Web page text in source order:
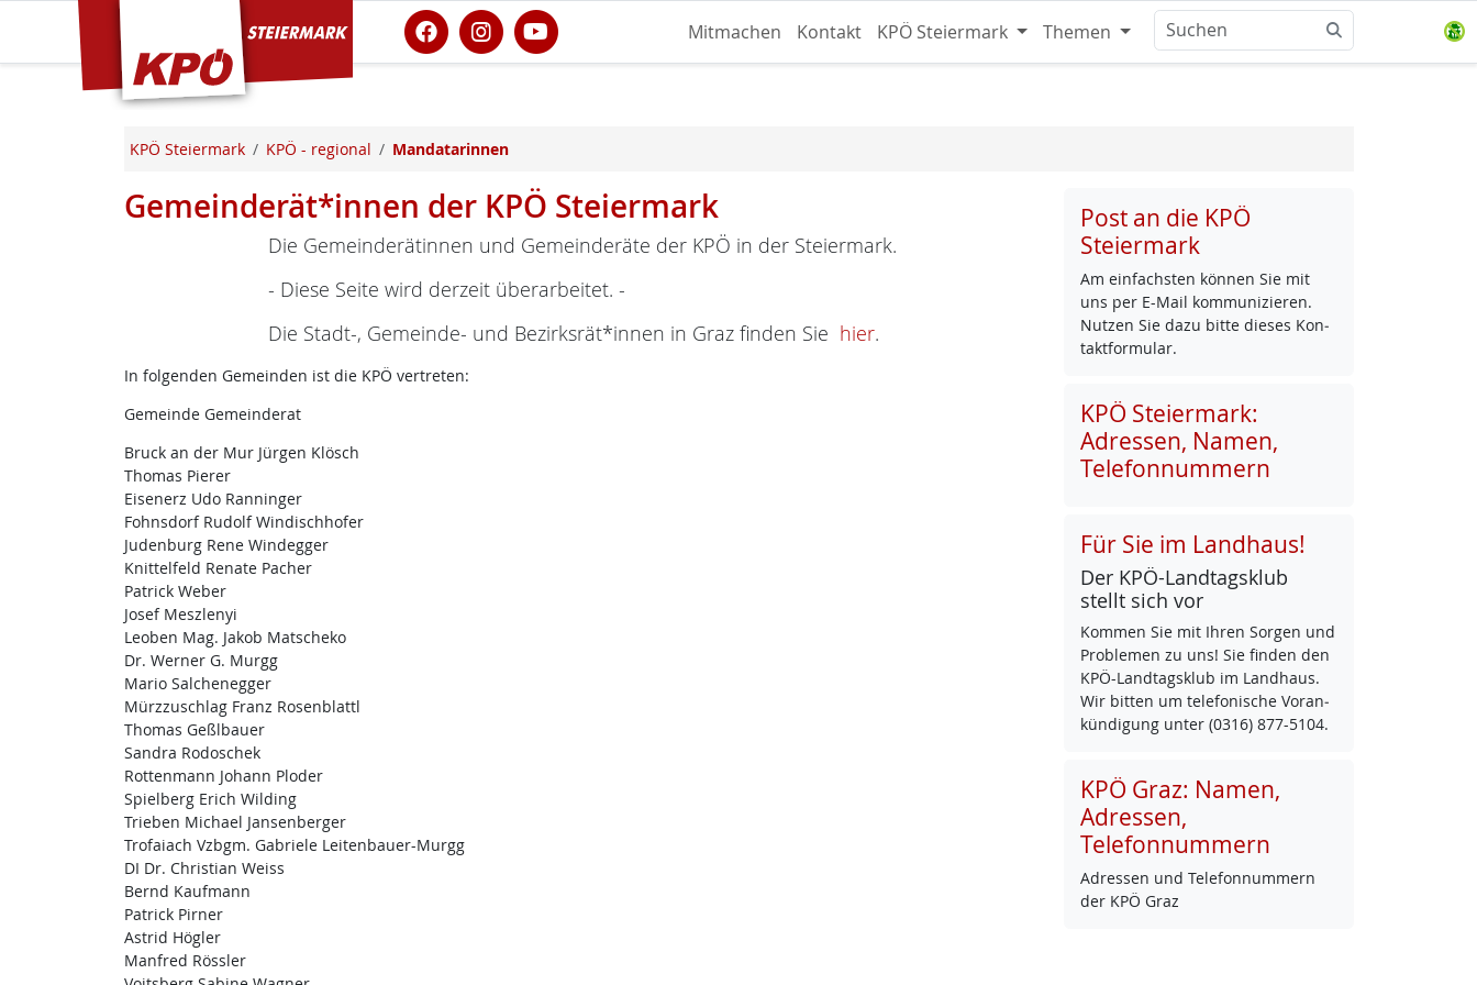
KPÖ Steiermark Mitmachen Kontakt KPÖ Steiermark Themen
KPÖ Steiermark KPÖ - regional Mandatarinnen
Gemeinderät*innen der KPÖ Steiermark
Die Gemeinderätinnen und Gemeinderäte der KPÖ in der Steiermark.
- Diese Seite wird derzeit überarbeitet. -
Die Stadt-, Gemeinde- und Bezirksrät*innen in Graz finden Sie hier.
In folgenden Gemeinden ist die KPÖ vertreten:
Gemeinde Gemeinderat
Bruck an der Mur Jürgen Klösch
Thomas Pierer
Eisenerz Udo Ranninger
Fohnsdorf Rudolf Windischhofer
Judenburg Rene Windegger
Knittelfeld Renate Pacher
Patrick Weber
Josef Meszlenyi
Leoben Mag. Jakob Matscheko
Dr. Werner G. Murgg
Mario Salchenegger
Mürzzuschlag Franz Rosenblattl
Thomas Geßlbauer
Sandra Rodoschek
Rottenmann Johann Ploder
Spielberg Erich Wilding
Trieben Michael Jansenberger
Trofaiach Vzbgm. Gabriele Leitenbauer-Murgg
DI Dr. Christian Weiss
Bernd Kaufmann
Patrick Pirner
Astrid Högler
Manfred Rössler
Post an die KPÖ
Steiermark
Am ein­fachs­ten kön­nen Sie mit
uns per E-Mail kom­mu­ni­zie­ren.
Nut­zen Sie da­zu bit­te die­ses Kon­
takt­for­mu­lar.
KPÖ Steiermark:
Adressen, Namen,
Telefonnummern
Für Sie im Landhaus!
Der KPÖ-Land­tags­klub
stellt sich vor
Kom­men Sie mit Ih­ren Sor­gen und
Pro­b­le­men zu uns! Sie fin­den den
KPÖ-Land­tags­klub im Land­haus.
Wir bit­ten um te­le­fo­ni­sche Vor­an­
kün­di­gung un­ter (0316) 877-5104.
KPÖ Graz: Namen,
Adressen,
Telefonnummern
Adres­sen und Te­le­fon­num­mern
der KPÖ Graz